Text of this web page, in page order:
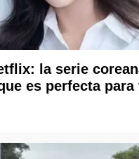
la serie
es perfecta para